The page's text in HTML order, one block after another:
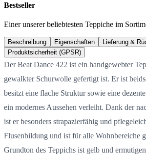
Bestseller
Einer unserer beliebtesten Teppiche im
Beschreibung Eigenschaften
Lieferung &
Produktsicherheit (GPSR)
Der Beat Dance 422 ist ein handgewebter
gewalkter Schurwolle gefertigt ist. Er ist
besitzt eine flache Struktur sowie eine
ein modernes Aussehen verleiht. Dank der
ist er besonders strapazierfähig und
Flusenbildung und ist für alle Wohnbereiche
Grundton des Teppichs ist gelb und